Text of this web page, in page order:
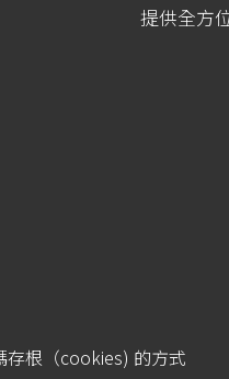
提供全方
存根（cookies) 的方式